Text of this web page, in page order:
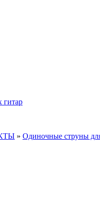
гитар
» Одиночные струны